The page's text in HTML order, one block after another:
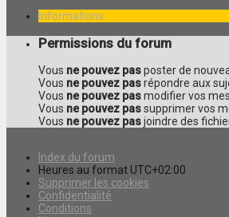
Informations
Permissions du forum
Vous ne pouvez pasposter de
Vous ne pouvez pasrépondre aux
Vous ne pouvez pasmodifier vos
Vous ne pouvez passupprimer vos
Vous ne pouvez pasjoindre des
Index du forum
Heures au format UTC+02:00
Supprimer les cookies
Confidentialité
Conditions